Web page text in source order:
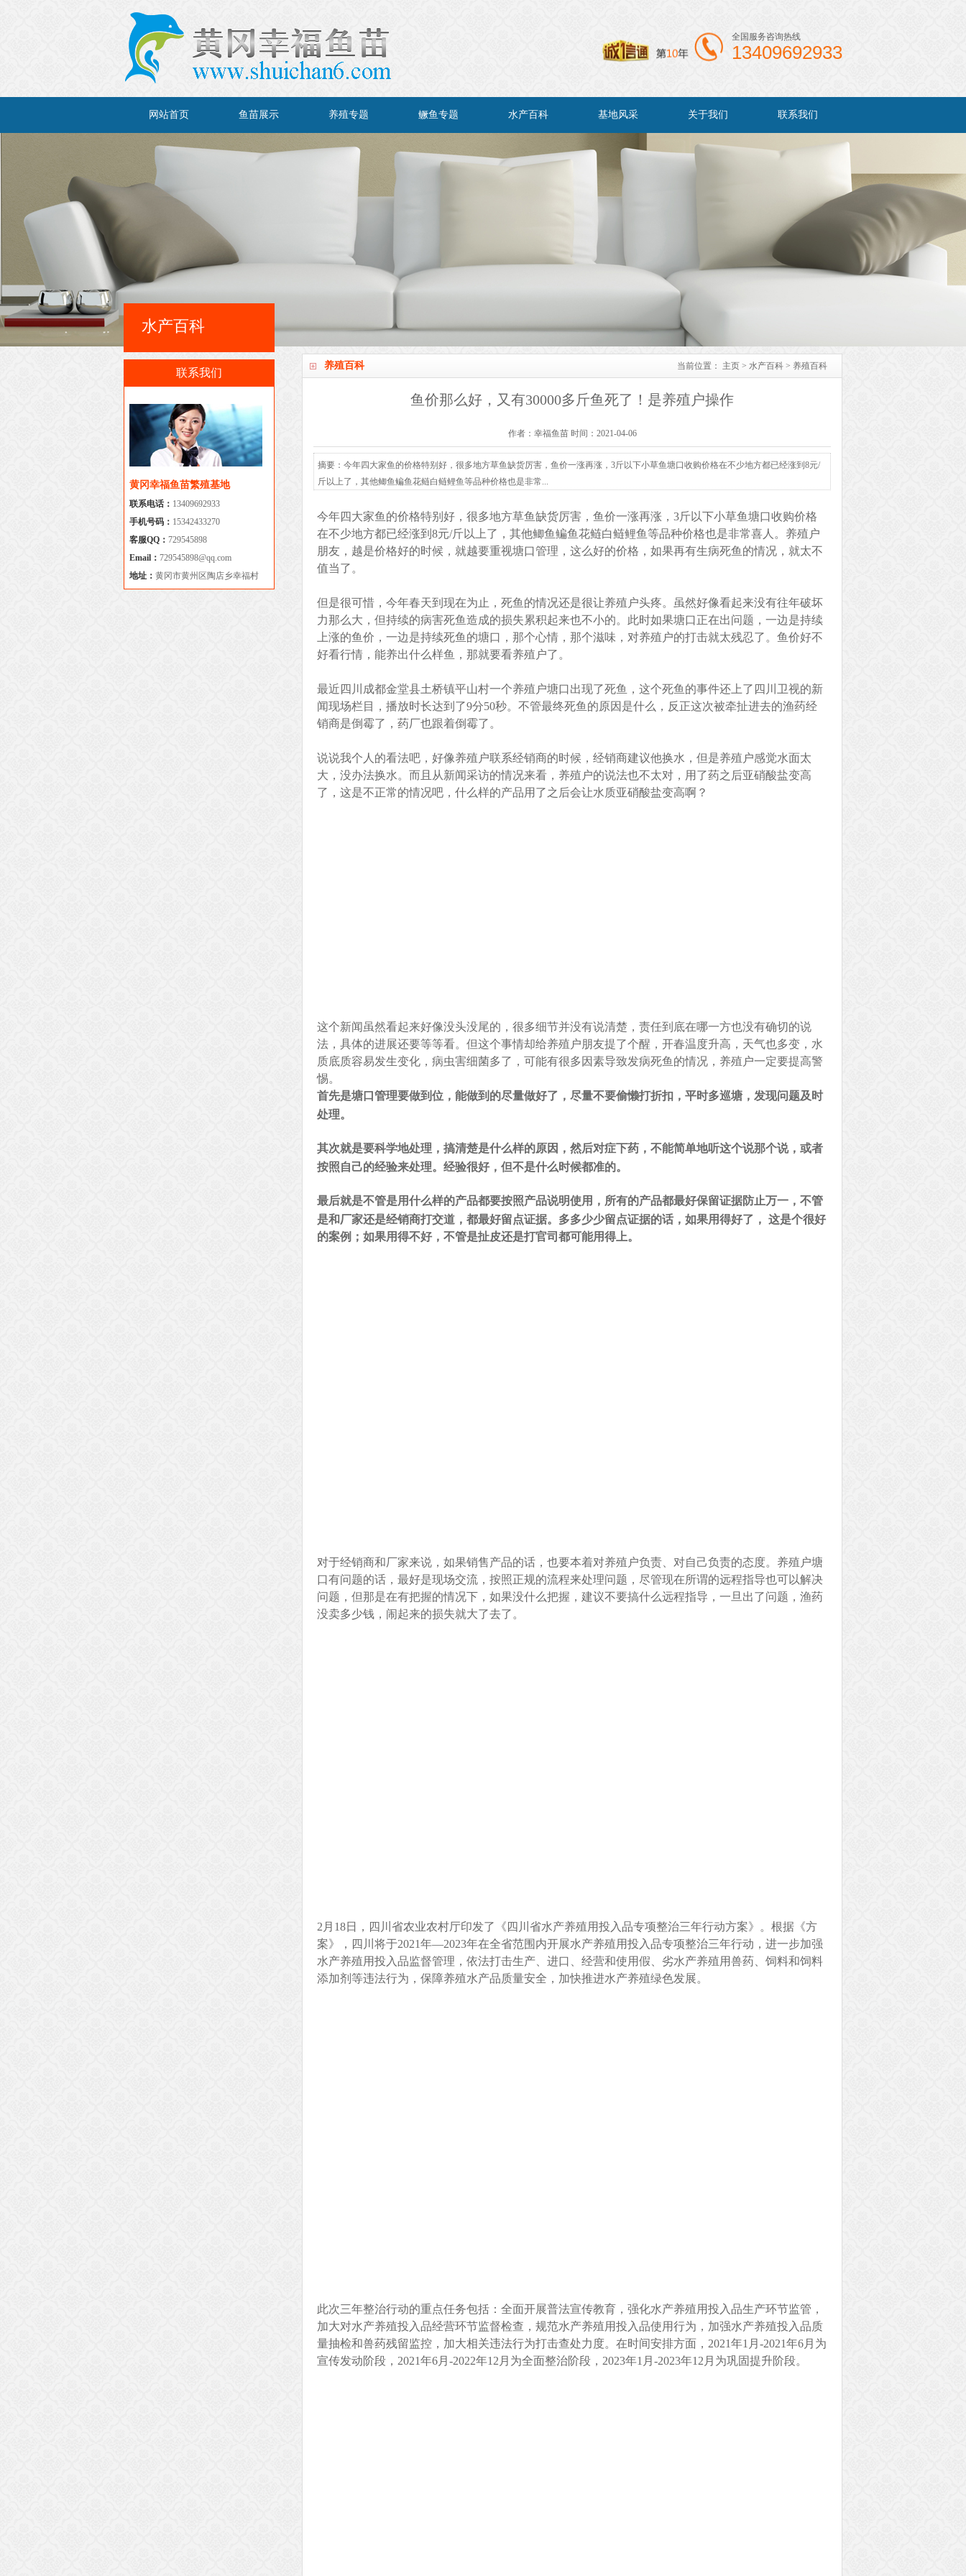
全国服务咨询热线
13409692933
网站首页 鱼苗展示 养殖专题 鳜鱼专题 水产百科 基地风采 关于我们 联系我们
养殖百科 当前位置： 主页 > 水产百科 > 养殖百科
鱼价那么好，又有30000多斤鱼死了！是养殖户操作
作者：幸福鱼苗 时间：2021-04-06
摘要：今年四大家鱼的价格特别好，很多地方草鱼缺货厉害，鱼价一涨再涨，3斤以下小草鱼塘口收购价格在不少地方都已经涨到8元/
斤以上了，其他鲫鱼鳊鱼花鲢白鲢鲤鱼等品种价格也是非常...
今年四大家鱼的价格特别好，很多地方草鱼缺货厉害，鱼价一涨再涨，3斤以下小草鱼塘口收购价格
在不少地方都已经涨到8元/斤以上了，其他鲫鱼鳊鱼花鲢白鲢鲤鱼等品种价格也是非常喜人。养殖户
朋友，越是价格好的时候，就越要重视塘口管理，这么好的价格，如果再有生病死鱼的情况，就太不
值当了。
但是很可惜，今年春天到现在为止，死鱼的情况还是很让养殖户头疼。虽然好像看起来没有往年破坏
力那么大，但持续的病害死鱼造成的损失累积起来也不小的。此时如果塘口正在出问题，一边是持续
上涨的鱼价，一边是持续死鱼的塘口，那个心情，那个滋味，对养殖户的打击就太残忍了。鱼价好不
好看行情，能养出什么样鱼，那就要看养殖户了。
最近四川成都金堂县土桥镇平山村一个养殖户塘口出现了死鱼，这个死鱼的事件还上了四川卫视的新
闻现场栏目，播放时长达到了9分50秒。不管最终死鱼的原因是什么，反正这次被牵扯进去的渔药经
销商是倒霉了，药厂也跟着倒霉了。
说说我个人的看法吧，好像养殖户联系经销商的时候，经销商建议他换水，但是养殖户感觉水面太
大，没办法换水。而且从新闻采访的情况来看，养殖户的说法也不太对，用了药之后亚硝酸盐变高
了，这是不正常的情况吧，什么样的产品用了之后会让水质亚硝酸盐变高啊？
这个新闻虽然看起来好像没头没尾的，很多细节并没有说清楚，责任到底在哪一方也没有确切的说
法，具体的进展还要等等看。但这个事情却给养殖户朋友提了个醒，开春温度升高，天气也多变，水
质底质容易发生变化，病虫害细菌多了，可能有很多因素导致发病死鱼的情况，养殖户一定要提高警
惕。
首先是塘口管理要做到位，能做到的尽量做好了，尽量不要偷懒打折扣，平时多巡塘，发现问题及时
处理。
其次就是要科学地处理，搞清楚是什么样的原因，然后对症下药，不能简单地听这个说那个说，或者
按照自己的经验来处理。经验很好，但不是什么时候都准的。
最后就是不管是用什么样的产品都要按照产品说明使用，所有的产品都最好保留证据防止万一，不管
是和厂家还是经销商打交道，都最好留点证据。多多少少留点证据的话，如果用得好了， 这是个很好
的案例；如果用得不好，不管是扯皮还是打官司都可能用得上。
对于经销商和厂家来说，如果销售产品的话，也要本着对养殖户负责、对自己负责的态度。养殖户塘
口有问题的话，最好是现场交流，按照正规的流程来处理问题，尽管现在所谓的远程指导也可以解决
问题，但那是在有把握的情况下，如果没什么把握，建议不要搞什么远程指导，一旦出了问题，渔药
没卖多少钱，闹起来的损失就大了去了。
2月18日，四川省农业农村厅印发了《四川省水产养殖用投入品专项整治三年行动方案》。根据《方
案》，四川将于2021年—2023年在全省范围内开展水产养殖用投入品专项整治三年行动，进一步加强
水产养殖用投入品监督管理，依法打击生产、进口、经营和使用假、劣水产养殖用兽药、饲料和饲料
添加剂等违法行为，保障养殖水产品质量安全，加快推进水产养殖绿色发展。
此次三年整治行动的重点任务包括：全面开展普法宣传教育，强化水产养殖用投入品生产环节监管，
加大对水产养殖投入品经营环节监督检查，规范水产养殖用投入品使用行为，加强水产养殖投入品质
量抽检和兽药残留监控，加大相关违法行为打击查处力度。在时间安排方面，2021年1月-2021年6月为
宣传发动阶段，2021年6月-2022年12月为全面整治阶段，2023年1月-2023年12月为巩固提升阶段。
水产百科
联系我们
黄冈幸福鱼苗繁殖基地
联系电话： 13409692933
手机号码： 15342433270
客服QQ： 729545898
Email： 729545898@qq.com
地址： 黄冈市黄州区陶店乡幸福村